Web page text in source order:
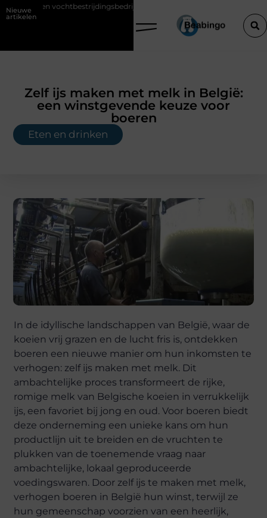
Nieuwe
artikelen
inschakelen vóór je verbouwt
Zelf ijs maken met melk in België:
een winstgevende keuze voor
boeren
Eten en drinken
In de idyllische landschappen van België, waar de
koeien vrij grazen en de lucht fris is, ontdekken
boeren een nieuwe manier om hun inkomsten te
verhogen: zelf ijs maken met melk. Dit
ambachtelijke proces transformeert de rijke,
romige melk van Belgische koeien in verrukkelijk
ijs, een favoriet bij jong en oud. Voor boeren biedt
deze onderneming een unieke kans om hun
productlijn uit te breiden en de vruchten te
plukken van de toenemende vraag naar
ambachtelijke, lokaal geproduceerde
voedingswaren. Door zelf ijs te maken met melk,
verhogen boeren in België hun winst, terwijl ze
hun gemeenschap voorzien van een heerlijk,